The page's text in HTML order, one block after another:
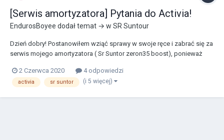
[Serwis amortyzatora] Pytania do Activia!
EndurosBoyee dodał temat → w SR Suntour
Dzień dobry! Postanowiłem wziąć sprawy w swoje ręce i zabrać się za
serwis mojego amortyzatora ( Sr Suntor zeron35 boost), ponieważ
kontaktuje się z świetnymi osobami, które nie raz mi już pomogły. 1-
Mianowicie pierwszym pytaniem...
2 Czerwca 2020 4 odpowiedzi
activia sr suntor (i 5 więcej)